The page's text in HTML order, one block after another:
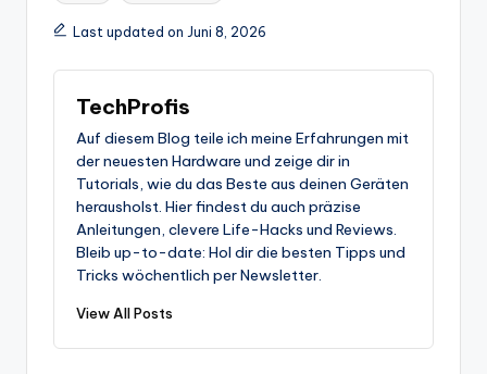
Last updated on Juni 8, 2026
TechProfis
Auf diesem Blog teile ich meine Erfahrungen mit
der neuesten Hardware und zeige dir in
Tutorials, wie du das Beste aus deinen Geräten
herausholst. Hier findest du auch präzise
Anleitungen, clevere Life-Hacks und Reviews.
Bleib up-to-date: Hol dir die besten Tipps und
Tricks wöchentlich per Newsletter.
View All Posts